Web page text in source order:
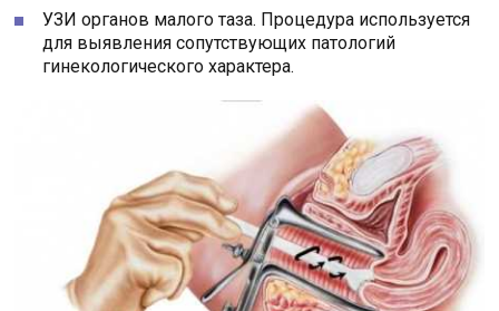
УЗИ органов малого таза. Процедура используется
для выявления сопутствующих патологий
гинекологического характера.